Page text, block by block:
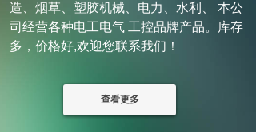
造、烟草、塑胶机械、电力、水利、 本公
司经营各种电工电气 工控品牌产品。库存
多，价格好,欢迎您联系我们！
查看更多